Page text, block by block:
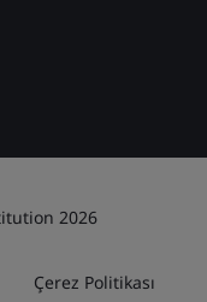
2026
Çerez Politikası